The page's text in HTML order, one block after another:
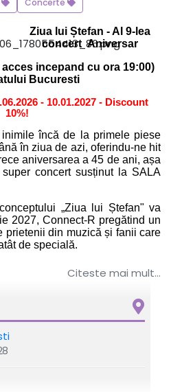
Concerte
Ziua lui Ștefan - Al 9-lea
concert Aniversar
incepand cu ora 19:00)
Bucuresti
- 10.01.2027 - Discount
10%!
încă de la primele piese
în ziua de azi, oferindu-ne hit
aniversarea a 45 de ani, așa
concert susținut la SALA
„Ziua lui Ștefan" va
2027, Connect-R pregătind un
prietenii din muzică și fanii care
de specială.
care vor urca pe scenă alături
an, pentru toți fanii care își
de ziua sa de naștere
grandios și fără precedent.
Citeste mai mult...